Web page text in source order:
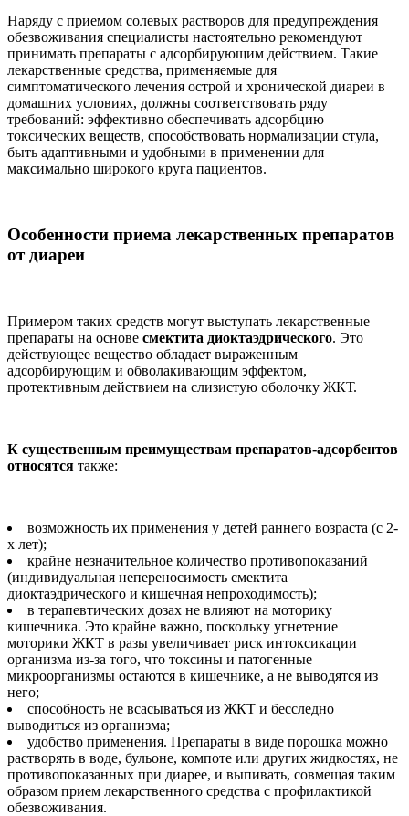
Наряду с приемом солевых растворов для предупреждения
обезвоживания специалисты настоятельно рекомендуют
принимать препараты с адсорбирующим действием. Такие
лекарственные средства, применяемые для
симптоматического лечения острой и хронической диареи в
домашних условиях, должны соответствовать ряду
требований: эффективно обеспечивать адсорбцию
токсических веществ, способствовать нормализации стула,
быть адаптивными и удобными в применении для
максимально широкого круга пациентов.
Особенности приема лекарственных препаратов
от диареи
Примером таких средств могут выступать лекарственные
препараты на основе смектита диоктаэдрического. Это
действующее вещество обладает выраженным
адсорбирующим и обволакивающим эффектом,
протективным действием на слизистую оболочку ЖКТ.
К существенным преимуществам препаратов-адсорбентов
относятся также:
возможность их применения у детей раннего возраста (с 2-
х лет);
крайне незначительное количество противопоказаний
(индивидуальная непереносимость смектита
диоктаэдрического и кишечная непроходимость);
в терапевтических дозах не влияют на моторику
кишечника. Это крайне важно, поскольку угнетение
моторики ЖКТ в разы увеличивает риск интоксикации
организма из-за того, что токсины и патогенные
микроорганизмы остаются в кишечнике, а не выводятся из
него;
способность не всасываться из ЖКТ и бесследно
выводиться из организма;
удобство применения. Препараты в виде порошка можно
растворять в воде, бульоне, компоте или других жидкостях, не
противопоказанных при диарее, и выпивать, совмещая таким
образом прием лекарственного средства с профилактикой
обезвоживания.